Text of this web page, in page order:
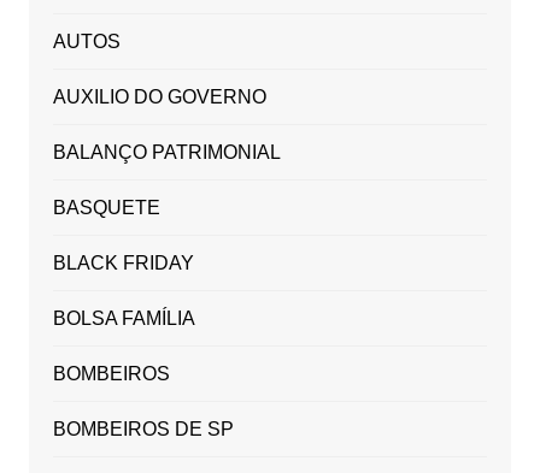
AUTOS
AUXILIO DO GOVERNO
BALANÇO PATRIMONIAL
BASQUETE
BLACK FRIDAY
BOLSA FAMÍLIA
BOMBEIROS
BOMBEIROS DE SP